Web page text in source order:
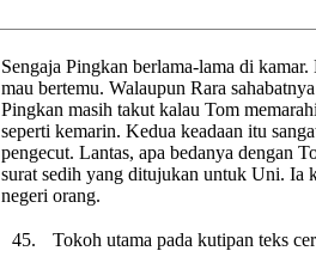
Sengaja Pingkan berlama-lama di
mau bertemu. Walaupun Rara
Pingkan masih takut kalau Tom
seperti kemarin. Kedua keadaan itu
pengecut. Lantas, apa bedanya dengan
surat sedih yang ditujukan untuk Uni. Ia
negeri orang.
45.
Tokoh utama pada kutipan teks